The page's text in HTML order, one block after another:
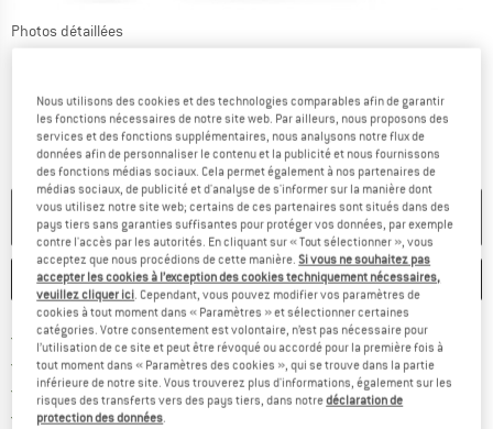
Photos détaillées
PLUS DISPONIBLE
ENREGISTRER COMPARER
Livraison gratuite dès 69 € (FR)Trouve les infos sur la
Droit de retour de 100 joursTrouve les informations de
> 4 000 000 clients satisfaits
Tous les articles disponibles
Nous utilisons des cookies et des technologies comparables afin de garantir
les fonctions nécessaires de notre site web. Par ailleurs, nous proposons des
services et des fonctions supplémentaires, nous analysons notre flux de
données afin de personnaliser le contenu et la publicité et nous fournissons
des fonctions médias sociaux. Cela permet également à nos partenaires de
médias sociaux, de publicité et d'analyse de s'informer sur la manière dont
vous utilisez notre site web; certains de ces partenaires sont situés dans des
pays tiers sans garanties suffisantes pour protéger vos données, par exemple
contre l'accès par les autorités. En cliquant sur « Tout sélectionner », vous
acceptez que nous procédions de cette manière.Si vous ne souhaitez pas
accepter les cookies à l’exception des cookies techniquement nécessaires,
veuillez cliquer ici. Cependant, vous pouvez modifier vos paramètres de
cookies à tout moment dans « Paramètres » et sélectionner certaines
catégories. Votre consentement est volontaire, n’est pas nécessaire pour
l’utilisation de ce site et peut être révoqué ou accordé pour la première fois à
tout moment dans « Paramètres des cookies », qui se trouve dans la partie
inférieure de notre site. Vous trouverez plus d'informations, également sur les
risques des transferts vers des pays tiers, dans notredéclaration de
protection des données.